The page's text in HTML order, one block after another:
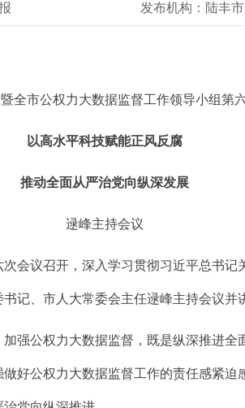
发布机构： 陆丰
全市公权力大数据监督工作领导小组第
以高水平科技赋能正风反腐
推动全面从严治党向纵深发展
逯峰主持会议
议召开，深入学习贯彻习近平总书记
记、市人大常委会主任逯峰主持会议并
公权力大数据监督，既是纵深推进全
好公权力大数据监督工作的责任感紧